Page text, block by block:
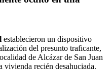
establecieron un dispositivo
del presunto traficante,
de Alcázar de San Juan
vivienda recién desahuciada.